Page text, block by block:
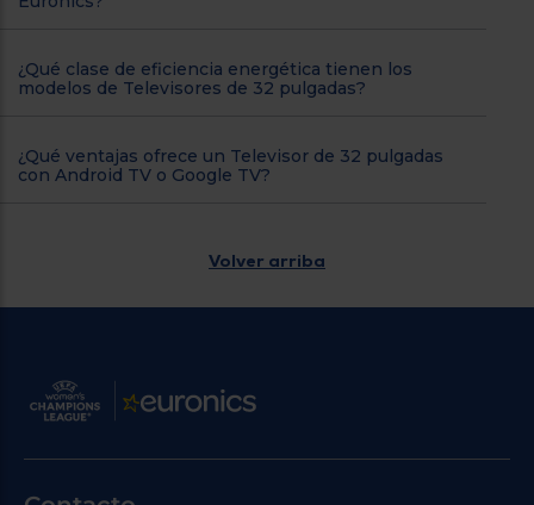
¿Qué clase de eficiencia energética tienen los
modelos de Televisores de 32 pulgadas?
¿Qué ventajas ofrece un Televisor de 32 pulgadas
con Android TV o Google TV?
Volver arriba